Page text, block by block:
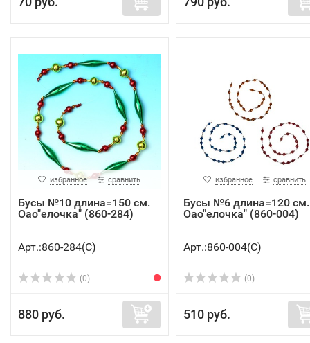
избранное сравнить
Бусы №10 длина=150 см.
Оао"елочка" (860-284)
Арт.:860-284(C)
(0)
880 руб.
избранное сравнить
Бусы №6 длина=120 см.
Оао"елочка" (860-004)
Арт.:860-004(C)
(0)
510 руб.